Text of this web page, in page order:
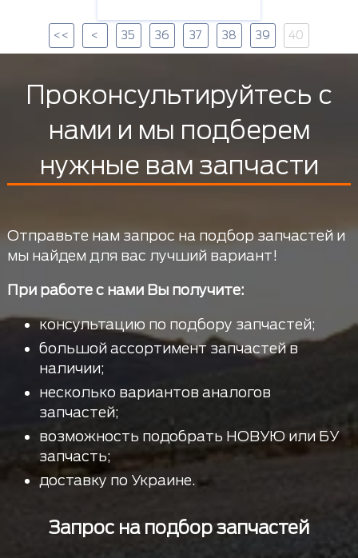
<< < 35 36 37 38 39 40
Проконсультируйтесь с
нами и мы подберем
нужные вам запчасти
Отправьте нам запрос на подбор запчастей и
мы найдем для вас лучший вариант!
При работе с нами Вы получите:
консультацию по подбору запчастей;
большой ассортимент запчастей в
наличии;
несколько вариантов аналогов
запчастей;
возможность подобрать НОВУЮ или БУ
запчасть;
доставку по Украине.
Запрос на подбор запчастей